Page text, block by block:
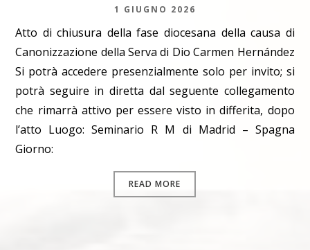
1 GIUGNO 2026
Atto di chiusura della fase diocesana della causa di
Canonizzazione della Serva di Dio Carmen Hernández
Si potrà accedere presenzialmente solo per invito; si
potrà seguire in diretta dal seguente collegamento
che rimarrà attivo per essere visto in differita, dopo
l’atto Luogo: Seminario R M di Madrid – Spagna
Giorno:
READ MORE